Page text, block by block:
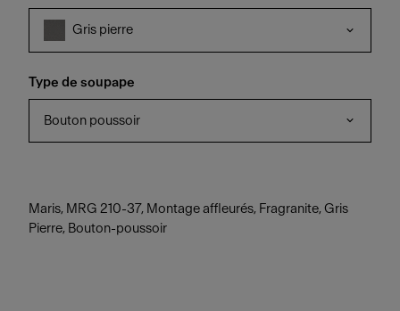
Gris pierre
Type de soupape
Bouton poussoir
Maris, MRG 210-37, Montage affleurés, Fragranite, Gris
Pierre, Bouton-poussoir